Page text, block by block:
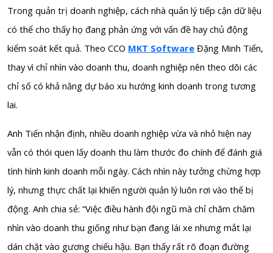
Trong quản trị doanh nghiệp, cách nhà quản lý tiếp cận dữ liệu
có thể cho thấy họ đang phản ứng với vấn đề hay chủ động
kiểm soát kết quả. Theo CCO MKT Software Đặng Minh Tiến,
thay vì chỉ nhìn vào doanh thu, doanh nghiệp nên theo dõi các
chỉ số có khả năng dự báo xu hướng kinh doanh trong tương
lai.
Anh Tiến nhận định, nhiều doanh nghiệp vừa và nhỏ hiện nay
vẫn có thói quen lấy doanh thu làm thước đo chính để đánh giá
tình hình kinh doanh mỗi ngày. Cách nhìn này tưởng chừng hợp
lý, nhưng thực chất lại khiến người quản lý luôn rơi vào thế bị
động. Anh chia sẻ: “Việc điều hành đội ngũ mà chỉ chăm chăm
nhìn vào doanh thu giống như bạn đang lái xe nhưng mắt lại
dán chặt vào gương chiếu hậu. Bạn thấy rất rõ đoạn đường